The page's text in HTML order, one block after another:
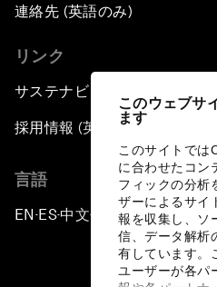
このウェブサ
ます
このサイトでは
に合わせたコン
フィックの分析
ザーによるサイ
報を収集し、ソ
信、データ解析
有しています。
ユーザーが各パ
連絡先 (英語のみ)
リンク
サステナビリティへの取り組み
採用情報 (英語のみ)
言語
EN ▪ES▪中文▪ 日本語